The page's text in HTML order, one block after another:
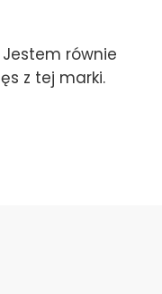
równie
z tej marki.